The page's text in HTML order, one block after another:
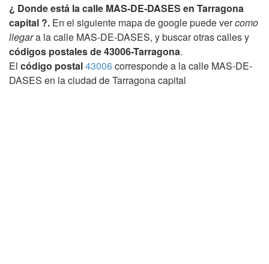
¿ Donde está la calle MAS-DE-DASES en Tarragona
capital ?. En el siguiente mapa de google puede vercomo
llegara la calle MAS-DE-DASES, y buscar otras calles y
códigos postales de 43006-Tarragona.
El código postal43006corresponde a la calle MAS-DE-
DASES en la ciudad de Tarragona capital